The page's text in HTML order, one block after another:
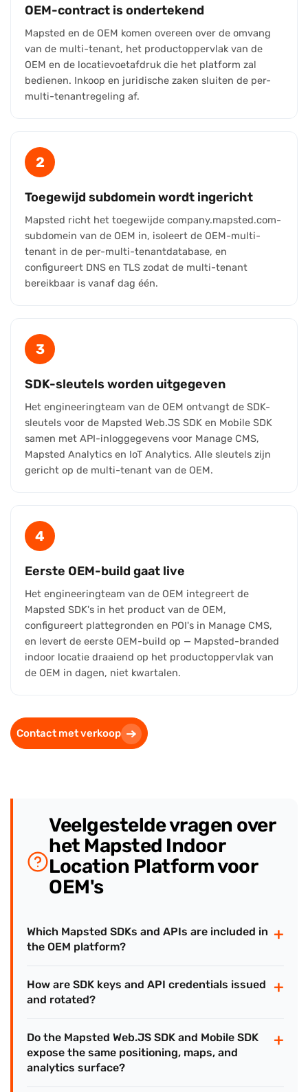
OEM-contract is ondertekend
Mapsted en de OEM komen overeen over de omvang
van de multi-tenant, het productoppervlak van de
OEM en de locatievoetafdruk die het platform zal
bedienen. Inkoop en juridische zaken sluiten de per-
multi-tenantregeling af.
2
Toegewijd subdomein wordt ingericht
Mapsted richt het toegewijde company.mapsted.com-
subdomein van de OEM in, isoleert de OEM-multi-
tenant in de per-multi-tenantdatabase, en
configureert DNS en TLS zodat de multi-tenant
bereikbaar is vanaf dag één.
3
SDK-sleutels worden uitgegeven
Het engineeringteam van de OEM ontvangt de SDK-
sleutels voor de Mapsted Web.JS SDK en Mobile SDK
samen met API-inloggegevens voor Manage CMS,
Mapsted Analytics en IoT Analytics. Alle sleutels zijn
gericht op de multi-tenant van de OEM.
4
Eerste OEM-build gaat live
Het engineeringteam van de OEM integreert de
Mapsted SDK's in het product van de OEM,
configureert plattegronden en POI's in Manage CMS,
en levert de eerste OEM-build op — Mapsted-branded
indoor locatie draaiend op het productoppervlak van
de OEM in dagen, niet kwartalen.
Contact met verkoop
Veelgestelde vragen over
het Mapsted Indoor
Location Platform voor
OEM's
Which Mapsted SDKs and APIs are included in
the OEM platform?
+
How are SDK keys and API credentials issued
and rotated?
+
Do the Mapsted Web.JS SDK and Mobile SDK
expose the same positioning, maps, and
analytics surface?
+